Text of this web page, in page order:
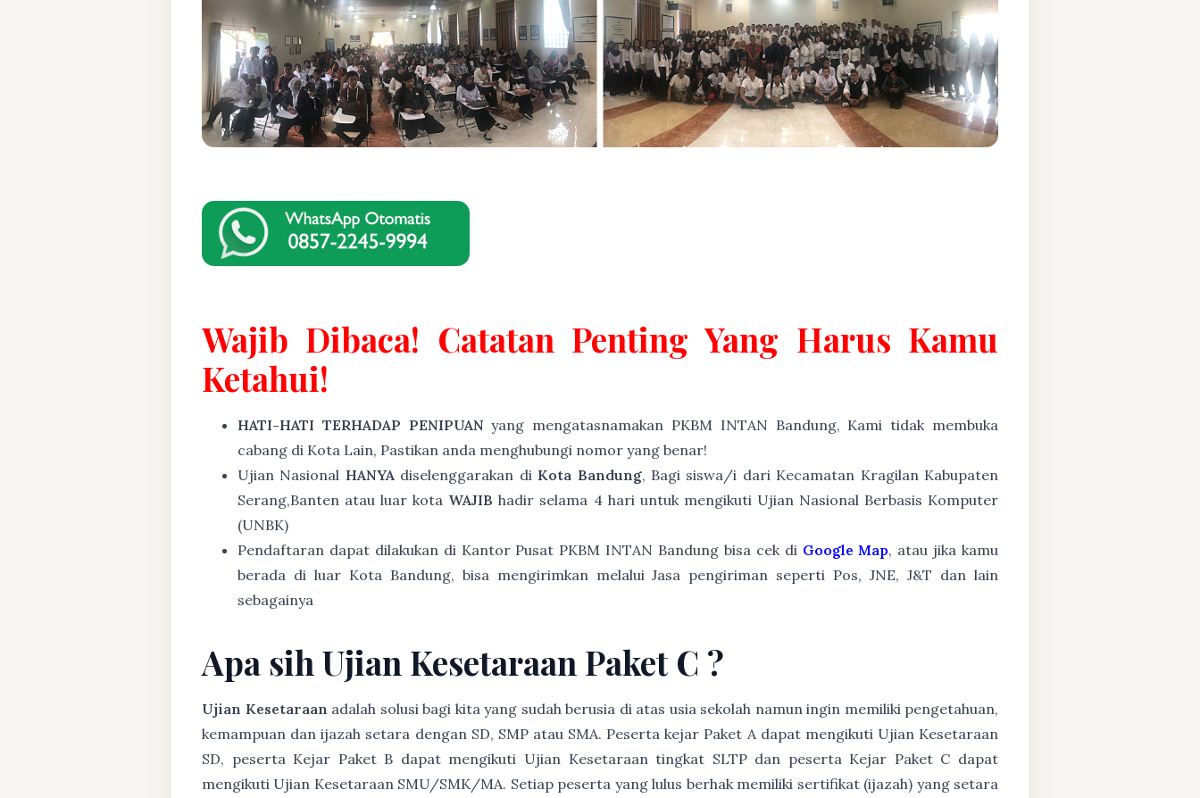
Wajib Dibaca! Catatan Penting Yang Harus Kamu
Ketahui!
HATI-HATI TERHADAP PENIPUANyang mengatasnamakan PKBM INTAN Bandung, Kami tidak membuka
cabang di Kota Lain, Pastikan anda menghubungi nomor yang benar!
Ujian Nasional HANYA diselenggarakan di Kota Bandung, Bagi siswa/i dari Kecamatan Kragilan Kabupaten
Serang,Banten atau luar kota WAJIB hadir selama 4 hari untuk mengikuti Ujian Nasional Berbasis Komputer
(UNBK)
Pendaftaran dapat dilakukan di Kantor Pusat PKBM INTAN Bandung bisa cek di Google Map, atau jika kamu
berada di luar Kota Bandung, bisa mengirimkan melalui Jasa pengiriman seperti Pos, JNE, J&T dan lain
sebagainya
Apa sih Ujian Kesetaraan Paket C ?
Ujian Kesetaraan adalah solusi bagi kita yang sudah berusia di atas usia sekolah namun ingin memiliki pengetahuan,
kemampuan dan ijazah setara dengan SD, SMP atau SMA. Peserta kejar Paket A dapat mengikuti Ujian Kesetaraan
SD, peserta Kejar Paket B dapat mengikuti Ujian Kesetaraan tingkat SLTP dan peserta Kejar Paket C dapat
mengikuti Ujian Kesetaraan SMU/SMK/MA. Setiap peserta yang lulus berhak memiliki sertifikat (ijazah) yang setara